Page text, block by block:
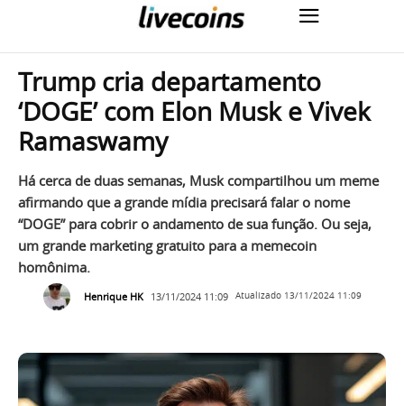
Trump cria departamento
‘DOGE’ com Elon Musk e Vivek
Ramaswamy
Há cerca de duas semanas, Musk compartilhou um meme
afirmando que a grande mídia precisará falar o nome
“DOGE” para cobrir o andamento de sua função. Ou seja,
um grande marketing gratuito para a memecoin
homônima.
Henrique HK 13/11/2024 11:09 Atualizado 13/11/2024 11:09